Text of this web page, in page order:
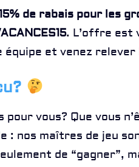
15% de rabais pour les
. L’offre est
équipe et venez relever
pour vous? Que vous
: nos maîtres de jeu
de “gagner”,